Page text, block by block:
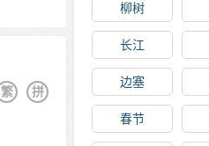
拼
繁
柳树
长江
边塞
春节